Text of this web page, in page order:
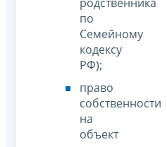
по
Семейному
кодексу
РФ);
право
собственности
на
объект